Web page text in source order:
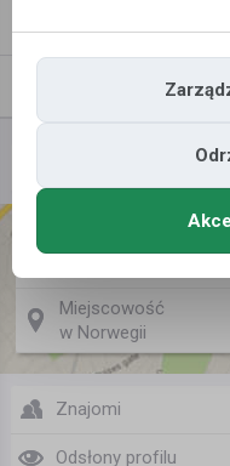
wiadomość
Nazwa użytkownika
Miejscowość
w Norwegii
Znajomi
Odsłony profilu